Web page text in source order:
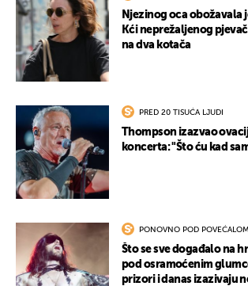
Njezinog oca obožavala
Kći neprežaljenog
na dva kotača
PRED 20 TISUĆA LJUDI
Thompson izazvao
koncerta: "Što ću kad
PONOVNO POD POVEĆALOM
Što se sve događalo na
pod osramoćenim
prizori i danas izazivaju